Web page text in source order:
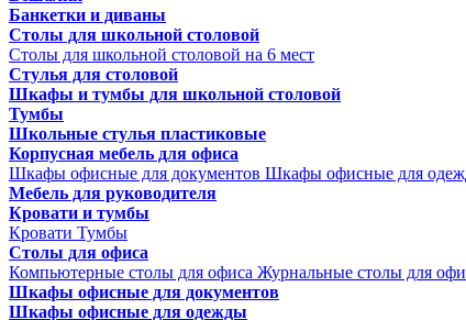
Банкетки и диваны
Столы для школьной столовой
Столы для школьной столовой на 6 мест
Стулья для столовой
Шкафы и тумбы для школьной столовой
Тумбы
Школьные стулья пластиковые
Корпусная мебель для офиса
Шкафы офисные для документов Шкафы офисные для
Мебель для руководителя
Кровати и тумбы
Кровати Тумбы
Столы для офиса
Компьютерные столы для офиса Журнальные столы для
Шкафы офисные для документов
Шкафы офисные для одежды